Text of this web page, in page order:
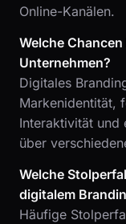
Online-Kanälen.
Welche
Unternehmen?
Digitales
Markenidentität,
Interaktivität und
über
Welche
digitalem
Häufige